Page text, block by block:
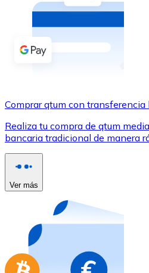
Compra criptomonedas
Comprar con efectivo
Transferencia SEPA
Utiliza tarjetas Visa y
Comprar con tarjeta
Compra tarjetas regalo de
Ir a la tienda de tarjetas
Comprar qtum con transferencia
Realiza tu compra de qtum
bancaria tradicional de manera
Ver más